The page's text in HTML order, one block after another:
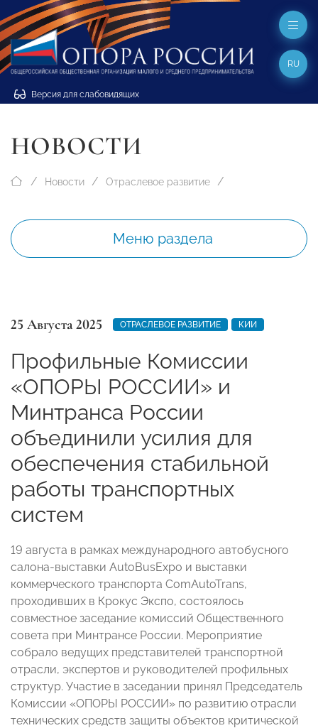
Версия для слабовидящих
RU
НОВОСТИ
Новости Отраслевое развитие
Меню раздела
25 Августа 2025 ОТРАСЛЕВОЕ РАЗВИТИЕ КИИ
Профильные Комиссии
«ОПОРЫ РОССИИ» и
Минтранса России
объединили усилия для
обеспечения стабильной
работы транспортных
систем
19 августа в рамках международного автобусного
салона-выставки AutoBusExpo и выставки
коммерческого транспорта ComAutoTrans,
проходивших в Крокус Экспо, состоялось
совместное заседание комиссий Общественного
совета при Минтрансе России. Мероприятие
собрало ведущих представителей транспортной
отрасли, экспертов и руководителей профильных
структур. Участие в заседании принял Председатель
Комиссии «ОПОРЫ РОССИИ» по развитию отрасли
технических средств защиты объектов критической